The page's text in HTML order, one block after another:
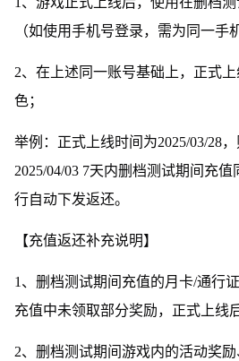
（如使用手机号登录，需为同一手
2、在上述同一账号基础上，正式
色；
举例：正式上线时间为2025/03/28，
2025/04/03 7天内删档测试期间充
行自动下发返还。
【充值返还补充说明】
1、删档测试期间充值的月卡/通行
充值中未领取部分奖励，正式上线
2、删档测试期间游戏内的活动奖